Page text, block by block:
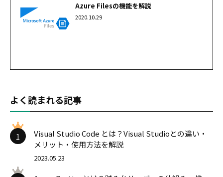
Azure Filesの機能を解説
2020.10.29
よく読まれる記事
1
Visual Studio Code とは？Visual Studioとの違い・
メリット・使用方法を解説
2023.05.23